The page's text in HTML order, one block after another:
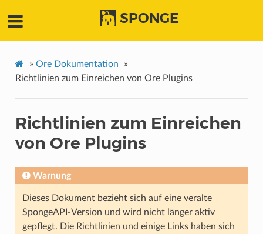
SPONGE
» Ore Dokumentation
»
Richtlinien zum Einreichen von Ore Plugins
Richtlinien zum Einreichen
von Ore Plugins
Warnung
Dieses Dokument bezieht sich auf eine veralte
SpongeAPI-Version und wird nicht länger aktiv
gepflegt. Die Richtlinien und einige Links haben sich